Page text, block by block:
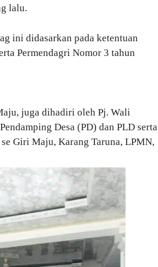
lalu.
ini didasarkan pada ketentuan
Permendagri Nomor 3 tahun
juga dihadiri oleh Pj. Wali
Desa (PD) dan PLD serta
Giri Maju, Karang Taruna, LPMN,